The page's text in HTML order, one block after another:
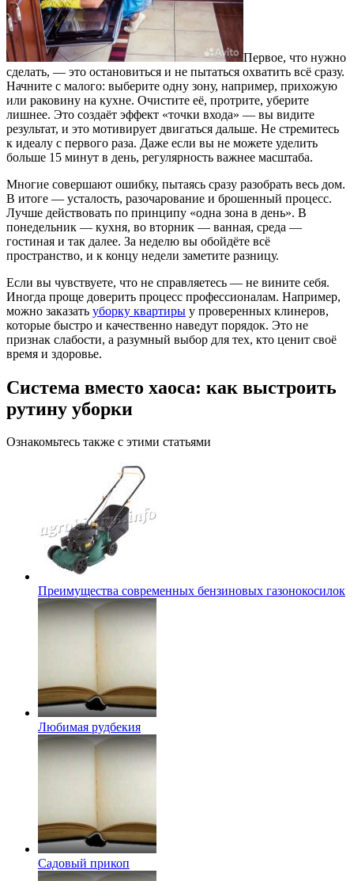
Первое, что нужно
сделать, — это остановиться и не пытаться охватить всё сразу.
Начните с малого: выберите одну зону, например, прихожую
или раковину на кухне. Очистите её, протрите, уберите
лишнее. Это создаёт эффект «точки входа» — вы видите
результат, и это мотивирует двигаться дальше. Не стремитесь
к идеалу с первого раза. Даже если вы не можете уделить
больше 15 минут в день, регулярность важнее масштаба.
Многие совершают ошибку, пытаясь сразу разобрать весь дом.
В итоге — усталость, разочарование и брошенный процесс.
Лучше действовать по принципу «одна зона в день». В
понедельник — кухня, во вторник — ванная, среда —
гостиная и так далее. За неделю вы обойдёте всё
пространство, и к концу недели заметите разницу.
Если вы чувствуете, что не справляетесь — не вините себя.
Иногда проще доверить процесс профессионалам. Например,
можно заказать уборку квартиры у проверенных клинеров,
которые быстро и качественно наведут порядок. Это не
признак слабости, а разумный выбор для тех, кто ценит своё
время и здоровье.
Система вместо хаоса: как выстроить
рутину уборки
Ознакомьтесь также с этими статьями
Преимущества современных бензиновых газонокосилок
Любимая рудбекия
Садовый прикоп